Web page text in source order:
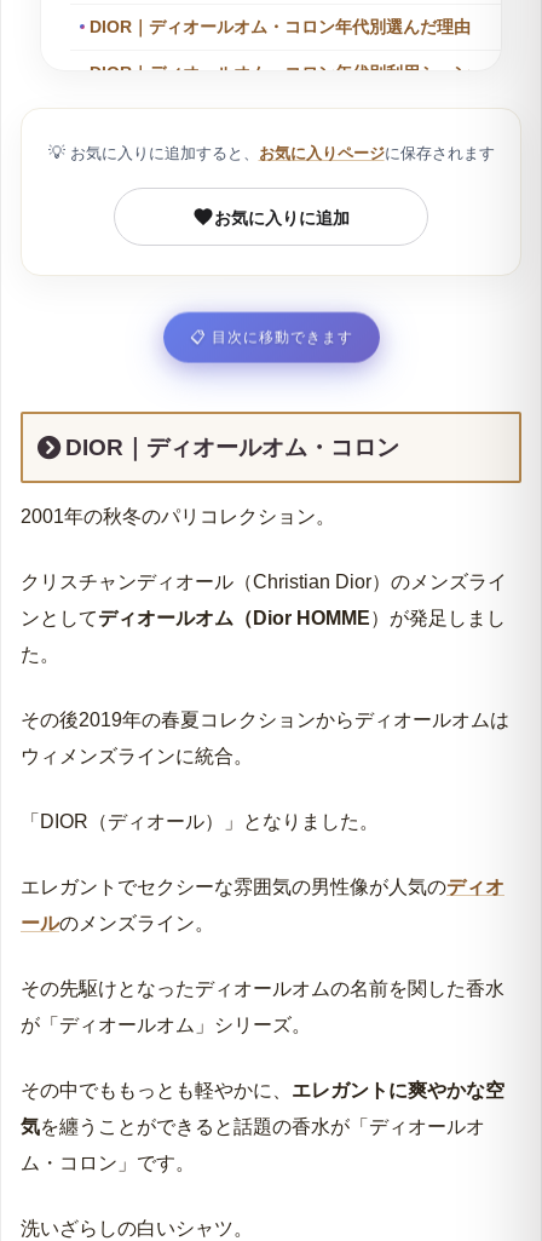
DIOR｜ディオールオム・コロン年代別選んだ理由
DIOR｜ディオールオム・コロン年代別利用シーン
DIOR｜ディオールオム・コロンをすれ違った時に
DIOR｜ディオールオム・コロンのボトル容量と価
DIOR｜ディオールオム・コロンを愛用していると
商品選びの注意！｜正規品と並行輸入品の違いにつ
DIOR｜ディオールオム・コロン:商品詳細
DIOR｜ディオール オム コロン 75ml
💡 お気に入りに追加すると、 お気に入りページに保存されます
お気に入りに追加
📋 目次に移動できます
DIOR｜ ディオールオム・コロン
2001年の秋冬のパリコレクション。
クリスチャンディオール（Christian Dior）のメンズライ
ンとしてディオールオム（Dior HOMME）が発足しまし
た。
その後2019年の春夏コレクションからディオールオムは
ウィメンズラインに統合。
「DIOR（ディオール）」となりました。
エレガントでセクシーな雰囲気の男性像が人気のディオ
ールのメンズライン。
その先駆けとなったディオールオムの名前を関した香水
が「ディオールオム」シリーズ。
その中でももっとも軽やかに、 エレガントに爽やかな空
気を纏うことができると話題の香水が「ディオールオ
ム・コロン」です。
洗いざらしの白いシャツ。